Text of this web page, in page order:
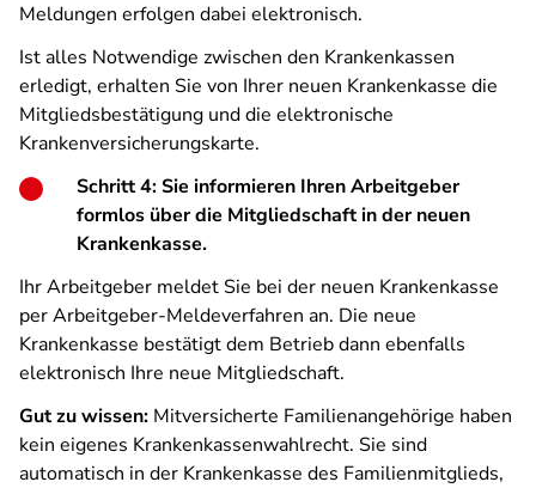
Meldungen erfolgen dabei elektronisch.
Ist alles Notwendige zwischen den Krankenkassen
erledigt, erhalten Sie von Ihrer neuen Krankenkasse die
Mitgliedsbestätigung und die elektronische
Krankenversicherungskarte.
Schritt 4: Sie informieren Ihren Arbeitgeber
formlos über die Mitgliedschaft in der neuen
Krankenkasse.
Ihr Arbeitgeber meldet Sie bei der neuen Krankenkasse
per Arbeitgeber-Meldeverfahren an. Die neue
Krankenkasse bestätigt dem Betrieb dann ebenfalls
elektronisch Ihre neue Mitgliedschaft.
Gut zu wissen: Mitversicherte Familienangehörige haben
kein eigenes Krankenkassenwahlrecht. Sie sind
automatisch in der Krankenkasse des Familienmitglieds,